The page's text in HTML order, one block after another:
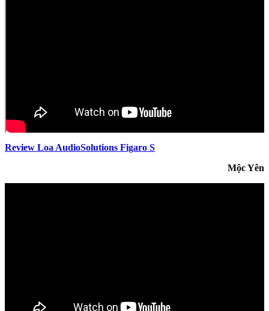
Review Loa AudioSolutions Figaro S
Mộc Yên